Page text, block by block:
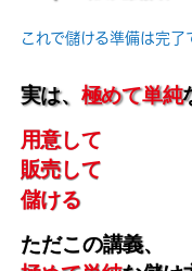
これで儲ける準備は完了
実は、 極めて単純
用意して
販売して
儲ける
ただこの講義、